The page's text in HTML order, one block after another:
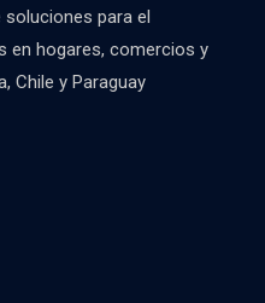
para el
en hogares, comercios y
Chile y Paraguay